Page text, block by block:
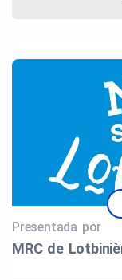
Presentada por
MRC de